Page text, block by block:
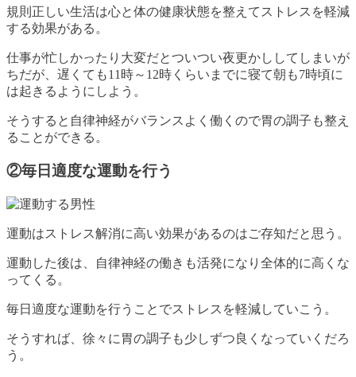
規則正しい生活は心と体の健康状態を整えてストレスを軽減
する効果がある。
仕事が忙しかったり大変だとついつい夜更かししてしまいが
ちだが、遅くても11時～12時くらいまでに寝て朝も7時頃に
は起きるようにしよう。
そうすると自律神経がバランスよく働くので胃の調子も整え
ることができる。
②毎日適度な運動を行う
運動はストレス解消に高い効果があるのはご存知だと思う。
運動した後は、自律神経の働きも活発になり全体的に高くな
ってくる。
毎日適度な運動を行うことでストレスを軽減していこう。
そうすれば、徐々に胃の調子も少しずつ良くなっていくだろ
う。